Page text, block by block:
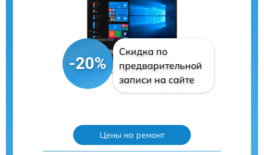
-20%
Скидка по
предварительной
записи на сайте
Цены на ремонт